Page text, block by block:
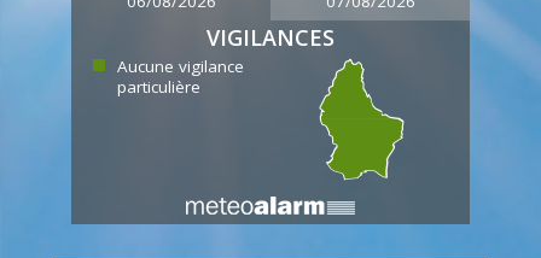
VIGILANCES
Aucune vigilance
particulière